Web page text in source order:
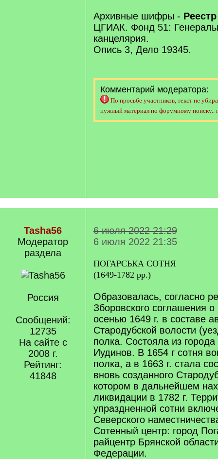
Архивные шифры -
ЦГИАК. Фонд 51:
канцелярия.
Опись 3, Дело 19345.
Комментарий модератора:
По просьбе участников, текст не
нужный материал по форумному поиску..
Tasha56
Модератор
раздела
Россия
Сообщений:
12735
На сайте с
2008 г.
Рейтинг:
41848
6 июля 2022 21:29
6 июля 2022 21:35
ПОГАРСЬКА СОТНЯ
(1649-1782 pp.)
Образовалась, согласно
Зборовского соглашения о
осенью 1649 г. в составе
Стародубской волости
полка. Состояла из
Иудинов. В 1654 г сотня
полка, а в 1663 г. стала
вновь созданного
котором в дальнейшем
ликвидации в 1782 г.
упраздненной сотни
Северского
Сотенный центр: город
райцентр Брянской
Федерации.